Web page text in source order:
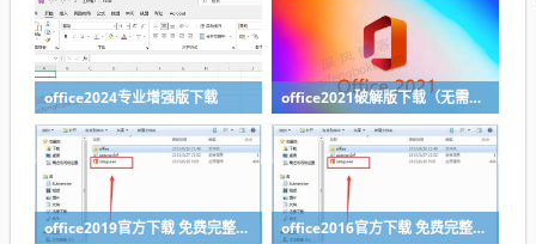
office2024专业增强版下载 office2021破解版下载（无需序列号）
office2019官方下载 免费完整版（附安装教程） office2016官方下载 免费完整版附安装教程